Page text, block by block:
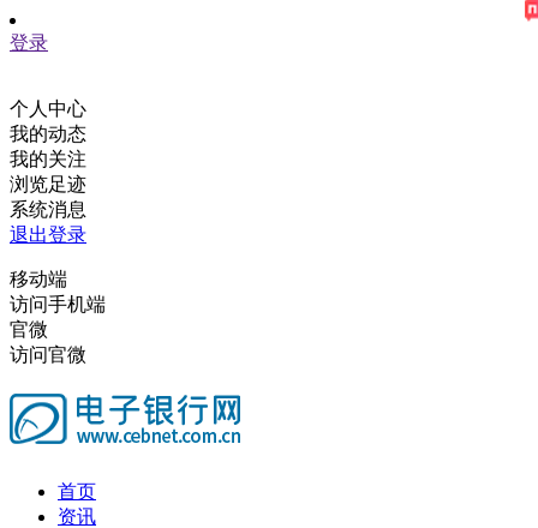
登录
个人中心
我的动态
我的关注
浏览足迹
系统消息
退出登录
移动端
访问手机端
官微
访问官微
首页
资讯